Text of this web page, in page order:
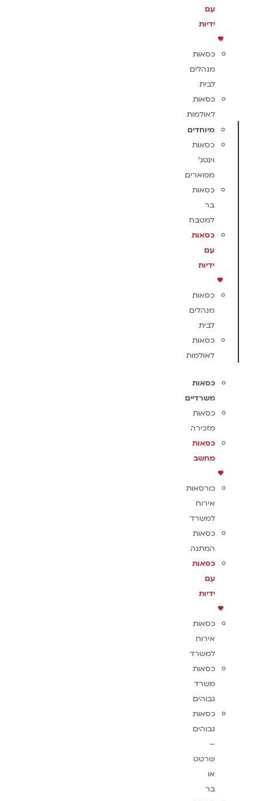
עם
ידיות
כסאות
מנהלים
לבית
כסאות
לאולמות
מיוחדים
כסאות
וינטג'
מפוארים
כסאות
בר
למטבח
כסאות
עם
ידיות
כסאות
מנהלים
לבית
כסאות
לאולמות
כסאות
משרדיים
כסאות
מזכירה
כסאות
מחשב
כורסאות
אירוח
למשרד
כסאות
המתנה
כסאות
עם
ידיות
כסאות
אירוח
למשרד
כסאות
משרד
גבוהים
כסאות
גבוהים
–
שרטט
או
בר